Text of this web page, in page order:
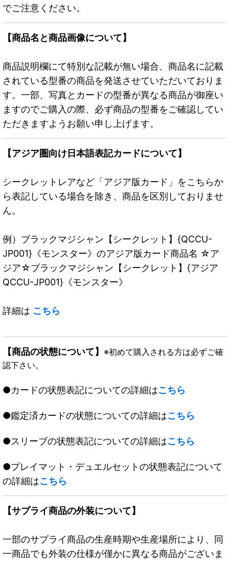
でご注意ください。
【商品名と商品画像について】
商品説明欄にて特別な記載が無い場合、商品名に記載
されている型番の商品を発送させていただいておりま
す。一部、写真とカードの型番が異なる商品が御座い
ますのでご購入の際、必ず商品の型番をご確認してい
ただきますようお願い申し上げます。
【アジア圏向け日本語表記カードについて】
シークレットレアなど「アジア版カード」をこちらか
ら表記している場合を除き、商品を区別しておりませ
ん。
例）ブラックマジシャン【シークレット】{QCCU-
JP001}《モンスター》のアジア版カード商品名 ☆ア
ジア☆ブラックマジシャン【シークレット】{アジア
QCCU-JP001}《モンスター》
詳細は こちら
【商品の状態について】 ※初めて購入される方は必ずご確
認下さい。
●カードの状態表記についての詳細はこちら
●鑑定済カードの状態についての詳細はこちら
●スリーブの状態表記についての詳細はこちら
●プレイマット・デュエルセットの状態表記について
の詳細はこちら
【サプライ商品の外装について】
一部のサプライ商品の生産時期や生産場所により、同
一商品でも外装の仕様が僅かに異なる商品がございま